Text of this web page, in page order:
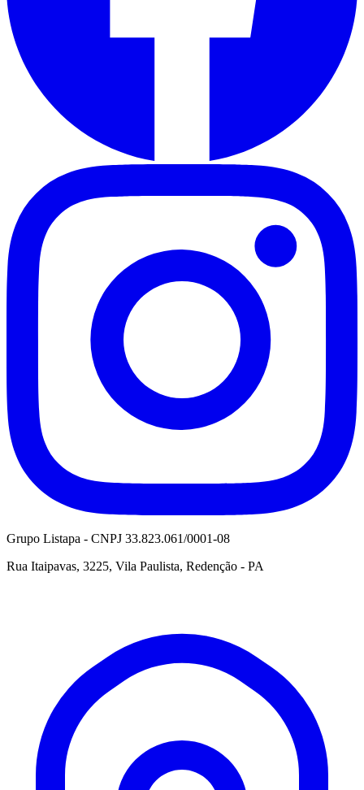
Grupo Listapa - CNPJ 33.823.061/0001-08
Rua Itaipavas, 3225, Vila Paulista, Redenção - PA